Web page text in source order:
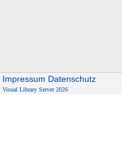
Impressum Datenschutz
Visual Library Server 2026